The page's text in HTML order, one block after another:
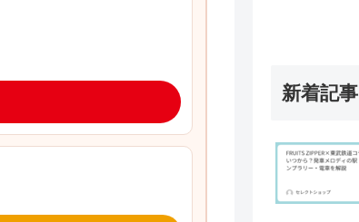
新着記事